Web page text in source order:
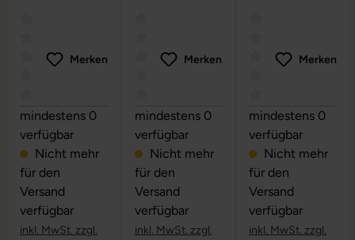
Durchschnittliche Bewertung von 0 von 5 Sternen
Merken
mindestens 0
verfügbar
Nicht mehr
für den
Versand
verfügbar
inkl. MwSt. zzgl.
Durchschnittliche Bewertung von 0
Merken
mindestens 0
verfügbar
Nicht mehr
für den
Versand
verfügbar
inkl. MwSt. zzgl.
Durchschnittliche
Merken
mindestens 0
verfügbar
Nicht mehr
für den
Versand
verfügbar
inkl. MwSt. zzgl.